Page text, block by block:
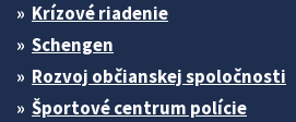
Krízové riadenie
Schengen
Rozvoj občianskej spoločnosti
Športové centrum polície